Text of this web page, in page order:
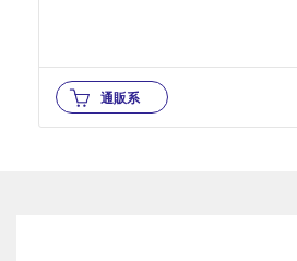
通販系